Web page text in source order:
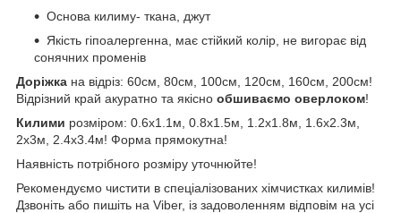
Основа килиму- ткана, джут
Якість гіпоалергенна, має стійкий колір, не вигорає від
сонячних променів
Доріжка на відріз: 60см, 80см, 100см, 120см, 160см, 200см!
Відрізний край акуратно та якісно обшиваємо оверлоком!
Килими розміром: 0.6х1.1м, 0.8х1.5м, 1.2х1.8м, 1.6х2.3м,
2х3м, 2.4х3.4м! Форма прямокутна!
Наявність потрібного розміру уточнюйте!
Рекомендуємо чистити в спеціалізованих хімчистках килимів!
Дзвоніть або пишіть на Viber, із задоволенням відповім на усі